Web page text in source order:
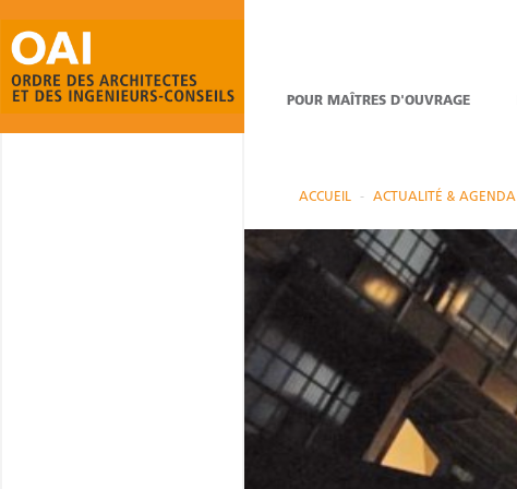
POUR MAÎTRES D'OUVRAGE
ACCUEIL ACTUALITÉ & AGENDA